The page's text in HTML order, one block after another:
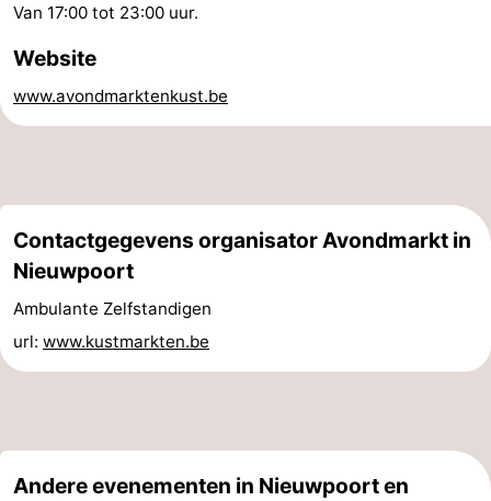
en
drinken
Jachthaven
Evenementen
Praktisch
-
Parkeren
-
Kusttram
Reisboekenwinkel
Van 17:00 tot 23:00 uur.
Website
www.avondmarktenkust.be
Contactgegevens organisator Avondmarkt in
Nieuwpoort
Ambulante Zelfstandigen
url: www.kustmarkten.be
Andere evenementen in Nieuwpoort en